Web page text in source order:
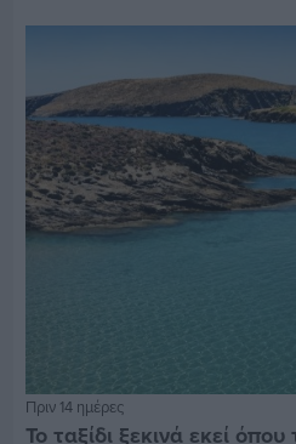
Πριν 14 ημέρες
Το ταξίδι ξεκινά εκεί